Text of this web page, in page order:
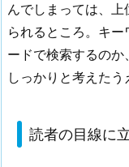
ド
を
正
し
べ
んでしまっては、上
られるところ。キ
ードで検索するの
しっかりと考えたう
読者の目線に